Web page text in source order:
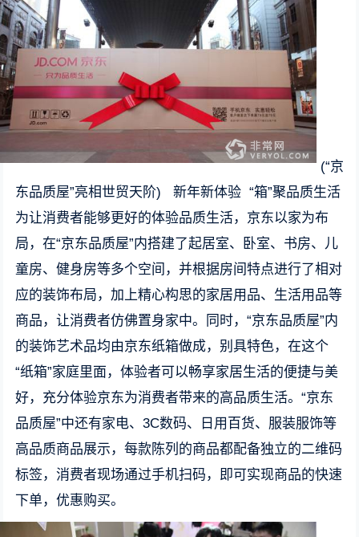
(“京
东品质屋”亮相世贸天阶) 新年新体验 “箱”聚品质生活
为让消费者能够更好的体验品质生活，京东以家为布
局，在“京东品质屋”内搭建了起居室、卧室、书房、儿
童房、健身房等多个空间，并根据房间特点进行了相对
应的装饰布局，加上精心构思的家居用品、生活用品等
商品，让消费者仿佛置身家中。同时，“京东品质屋”内
的装饰艺术品均由京东纸箱做成，别具特色，在这个
“纸箱”家庭里面，体验者可以畅享家居生活的便捷与美
好，充分体验京东为消费者带来的高品质生活。“京东
品质屋”中还有家电、3C数码、日用百货、服装服饰等
高品质商品展示，每款陈列的商品都配备独立的二维码
标签，消费者现场通过手机扫码，即可实现商品的快速
下单，优惠购买。